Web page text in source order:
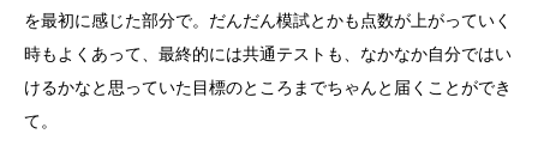
を最初に感じた部分で。だんだん模試とかも点数が上がっていく
時もよくあって、最終的には共通テストも、なかなか自分ではい
けるかなと思っていた目標のところまでちゃんと届くことができ
て。